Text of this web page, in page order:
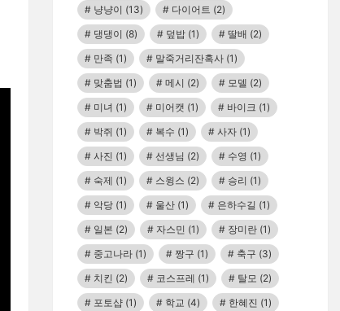
냥냥이 (13) 다이어트 (2)
댕댕이 (8) 덮밥 (1) 딸배 (2)
만족 (1) 말죽거리잔혹사 (1)
맞춤법 (1) 메시 (2) 모델 (2)
미녀 (1) 미어캣 (1) 바이크 (1)
박쥐 (1) 복수 (1) 사자 (1)
사진 (1) 선생님 (2) 수영 (1)
숙제 (1) 스윙스 (2) 승리 (1)
악당 (1) 울산 (1) 은하수길 (1)
일본 (2) 자스민 (1) 장미란 (1)
중고나라 (1) 짱구 (1) 축구 (3)
치킨 (2) 코스프레 (1) 탈모 (2)
포토샵 (1) 학교 (4) 한혜진 (1)